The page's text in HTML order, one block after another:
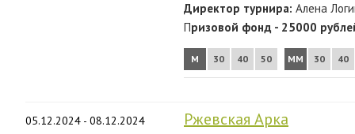
2016
Директор турнира: Алена
Призовой фонд - 25000
М 30 40 50 ММ 30 40
05.12.2024 - 08.12.2024 Ржевская Арка